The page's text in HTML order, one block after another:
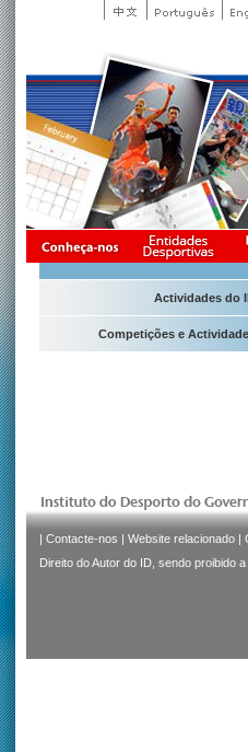
Actividades do
Competições e
| Contacte-nos | Website relacionado |
Direito do Autor do ID, sendo proibido